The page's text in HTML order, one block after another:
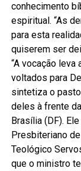
conhecimento
espiritual. “As
para esta
quiserem ser
“A vocação
voltados para
sintetiza o
deles à frente
Brasília (DF).
Presbiteriano
Teológico
que o ministro